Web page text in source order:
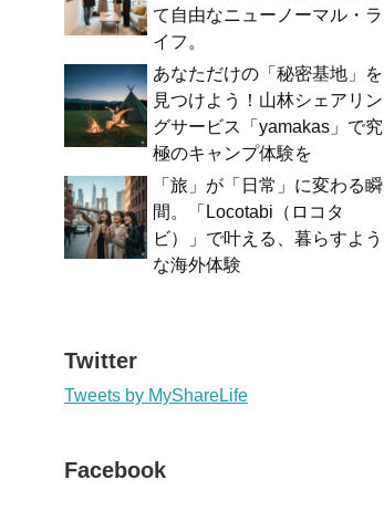
て自由なニューノーマル・ラ
イフ。
あなただけの「秘密基地」を
見つけよう！山林シェアリン
グサービス「yamakas」で究
極のキャンプ体験を
「旅」が「日常」に変わる瞬
間。「Locotabi（ロコタ
ビ）」で叶える、暮らすよう
な海外体験
Twitter
Tweets by MyShareLife
Facebook